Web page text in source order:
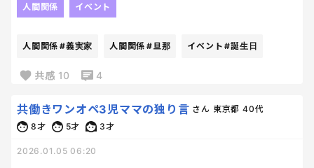
くるくらいの存在なので、いままでこれといって害が
るから、空気が悪くなるくらい）
誕生日プレゼントで一悶着。
我が子と特にコミュニケーションを取ろうとしない
わりには、
人間関係 イベント
人間関係 #義実家 人間関係 #旦那 イベント #誕生日
共感 10 4
共働きワンオペ3児ママの独り言 さん 東京都 40代
8才
5才 3才
2026.01.05 06:20